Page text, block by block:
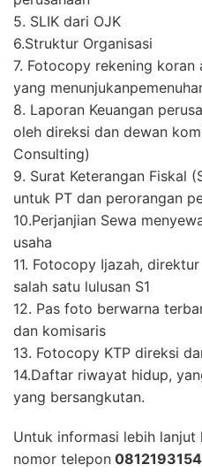
5. SLIK dari OJK
6.Struktur Organisasi
7. Fotocopy rekening koran
yang
8. Laporan Keuangan
oleh direksi dan dewan
Consulting)
9. Surat Keterangan Fiskal
untuk PT dan perorangan
10.Perjanjian Sewa
usaha
11. Fotocopy Ijazah,
salah satu lulusan S1
12. Pas foto berwarna
dan komisaris
13. Fotocopy KTP direksi
14.Daftar riwayat hidup,
yang bersangkutan.
Untuk informasi lebih
nomor telepon